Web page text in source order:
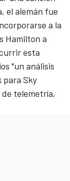
el alemán fue
a la
Hamilton a
esta
"un análisis
para Sky
telemetría,